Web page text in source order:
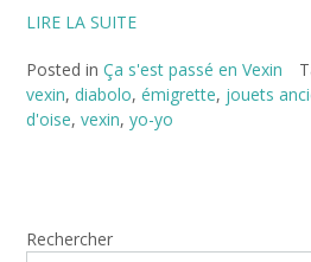
LIRE LA SUITE
Posted in Ça s'est passé en Vexin
vexin, diabolo, émigrette, jouets
d'oise, vexin, yo-yo
Rechercher